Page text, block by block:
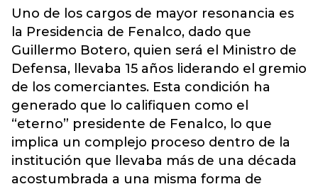
Uno de los cargos de mayor resonancia es
la Presidencia de Fenalco, dado que
Guillermo Botero, quien será el Ministro de
Defensa, llevaba 15 años liderando el gremio
de los comerciantes. Esta condición ha
generado que lo califiquen como el
“eterno” presidente de Fenalco, lo que
implica un complejo proceso dentro de la
institución que llevaba más de una década
acostumbrada a una misma forma de